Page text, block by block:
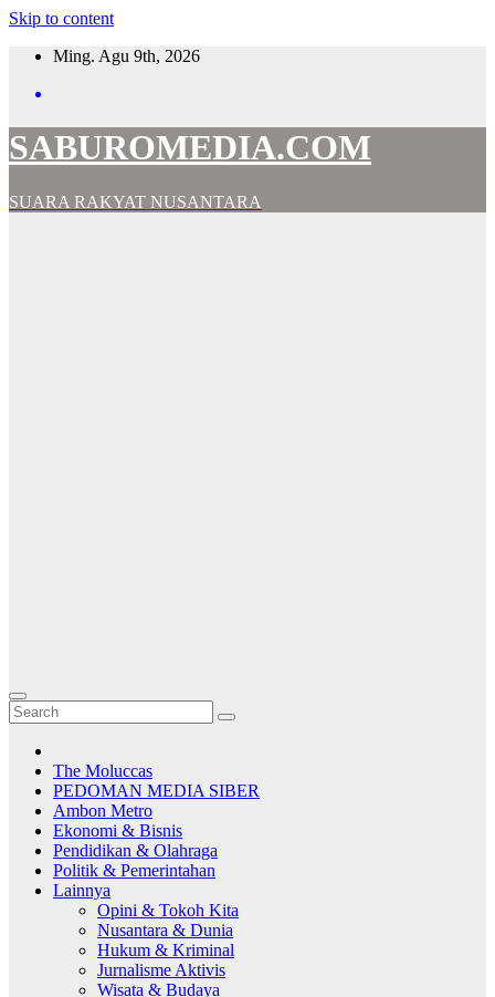
Skip to content
Ming. Agu 9th, 2026
SABUROMEDIA.COM
SUARA RAKYAT NUSANTARA
The Moluccas
PEDOMAN MEDIA SIBER
Ambon Metro
Ekonomi & Bisnis
Pendidikan & Olahraga
Politik & Pemerintahan
Lainnya
Opini & Tokoh Kita
Nusantara & Dunia
Hukum & Kriminal
Jurnalisme Aktivis
Wisata & Budaya